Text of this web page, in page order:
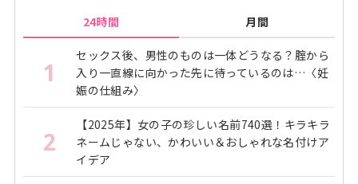
24時間 月間
1
セックス後、男性のものは一体どうなる？腟から
入り一直線に向かった先に待っているのは…〈妊
娠の仕組み〉
2
【2025年】女の子の珍しい名前740選！キラキラ
ネームじゃない、かわいい＆おしゃれな名付けア
イデア